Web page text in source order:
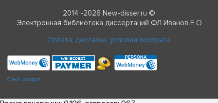
2014 -2026 New-disser.ru ©
Электронная библиотека диссертаций ФЛ Иванов Е О
Оплата, доставка, условия возврата
Check passport